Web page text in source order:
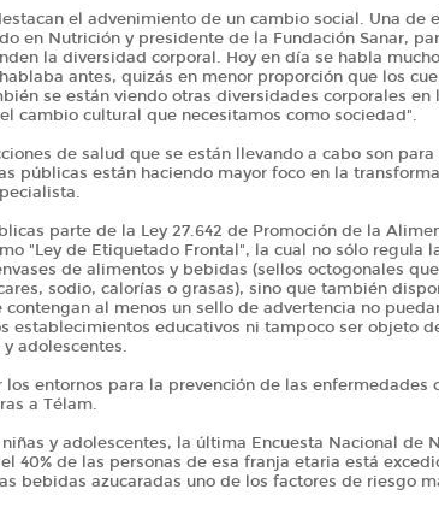
el advenimiento de un cambio social. Una de
en Nutrición y presidente de la Fundación Sanar,
la diversidad corporal. Hoy en día se habla
antes, quizás en menor proporción que los
se están viendo otras diversidades corporales en
cambio cultural que necesitamos como sociedad".
de salud que se están llevando a cabo son para
públicas están haciendo mayor foco en la
parte de la Ley 27.642 de Promoción de la
"Ley de Etiquetado Frontal", la cual no sólo regula
de alimentos y bebidas (sellos octogonales
sodio, calorías o grasas), sino que también
al menos un sello de advertencia no
establecimientos educativos ni tampoco ser objeto
adolescentes.
los entornos para la prevención de las enfermedades
a Télam.
y adolescentes, la última Encuesta Nacional de
40% de las personas de esa franja etaria está
bebidas azucaradas uno de los factores de riesgo